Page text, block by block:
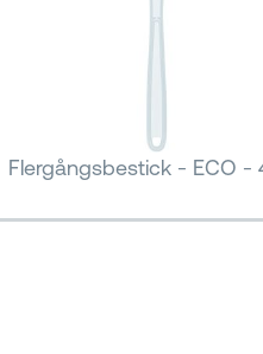
Flergångsbestick - ECO -